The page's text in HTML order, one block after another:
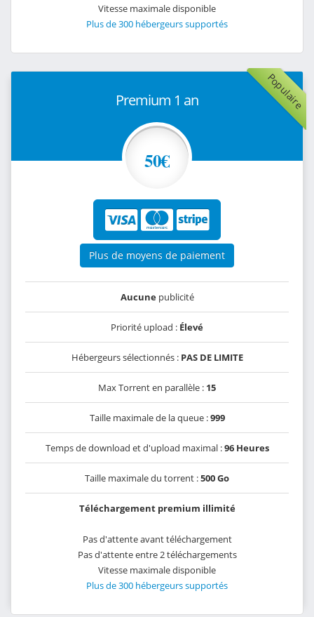
Vitesse maximale disponible
Plus de 300 hébergeurs supportés
Populaire
Premium 1 an
50€
Plus de moyens de paiement
Aucunepublicité
Priorité upload : Élevé
Hébergeurs sélectionnés : PAS DE LIMITE
Max Torrent en parallèle : 15
Taille maximale de la queue :999
Temps de download et d'upload maximal :96 Heures
Taille maximale du torrent :500 Go
Téléchargement premium illimité
Pas d'attente avant téléchargement
Pas d'attente entre 2 téléchargements
Vitesse maximale disponible
Plus de 300 hébergeurs supportés